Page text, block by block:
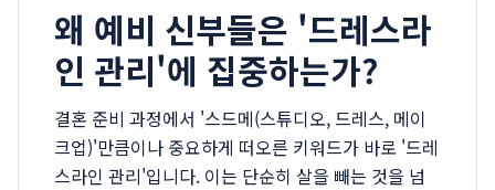
왜 예비 신부들은 '드레스라
인 관리'에 집중하는가?
결혼 준비 과정에서 '스드메(스튜디오, 드레스, 메이
크업)'만큼이나 중요하게 떠오른 키워드가 바로 '드레
스라인 관리'입니다. 이는 단순히 살을 빼는 것을 넘